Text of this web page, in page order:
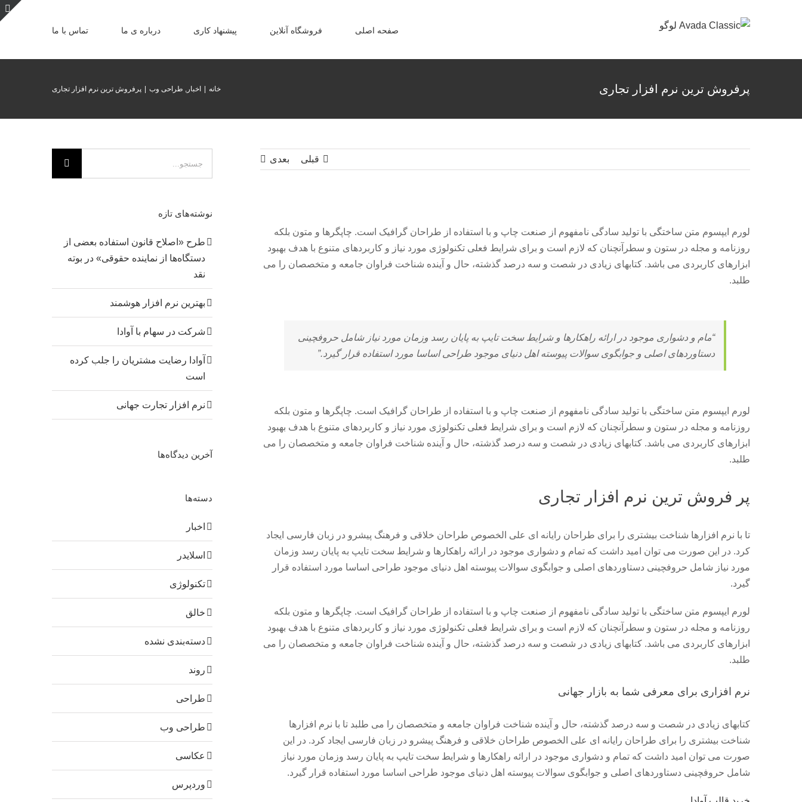
صفحه اصلی فروشگاه آنلاین پیشنهاد کاری درباره ی ما تماس با ما
پرفروش ترین نرم افزار تجاری خانه اخبار , طراحی وب پرفروش ترین نرم افزار تجاری
قبلی بعدی
تصویر
بزرگتر
لورم ایپسوم متن ساختگی با تولید سادگی نامفهوم از صنعت چاپ و با استفاده از طراحان گرافیک است. چاپگرها و متون بلکه
روزنامه و مجله در ستون و سطرآنچنان که لازم است و برای شرایط فعلی تکنولوژی مورد نیاز و کاربردهای متنوع با هدف بهبود
ابزارهای کاربردی می باشد. کتابهای زیادی در شصت و سه درصد گذشته، حال و آینده شناخت فراوان جامعه و متخصصان را می
طلبد.
“مام و دشواری موجود در ارائه راهکارها و شرایط سخت تایپ به پایان رسد وزمان مورد نیاز شامل حروفچینی
دستاوردهای اصلی و جوابگوی سوالات پیوسته اهل دنیای موجود طراحی اساسا مورد استفاده قرار گیرد.”
لورم ایپسوم متن ساختگی با تولید سادگی نامفهوم از صنعت چاپ و با استفاده از طراحان گرافیک است. چاپگرها و متون بلکه
روزنامه و مجله در ستون و سطرآنچنان که لازم است و برای شرایط فعلی تکنولوژی مورد نیاز و کاربردهای متنوع با هدف بهبود
ابزارهای کاربردی می باشد. کتابهای زیادی در شصت و سه درصد گذشته، حال و آینده شناخت فراوان جامعه و متخصصان را می
طلبد.
پر فروش ترین نرم افزار تجاری
تا با نرم افزارها شناخت بیشتری را برای طراحان رایانه ای علی الخصوص طراحان خلاقی و فرهنگ پیشرو در زبان فارسی ایجاد
کرد. در این صورت می توان امید داشت که تمام و دشواری موجود در ارائه راهکارها و شرایط سخت تایپ به پایان رسد وزمان
مورد نیاز شامل حروفچینی دستاوردهای اصلی و جوابگوی سوالات پیوسته اهل دنیای موجود طراحی اساسا مورد استفاده قرار
گیرد.
لورم ایپسوم متن ساختگی با تولید سادگی نامفهوم از صنعت چاپ و با استفاده از طراحان گرافیک است. چاپگرها و متون بلکه
روزنامه و مجله در ستون و سطرآنچنان که لازم است و برای شرایط فعلی تکنولوژی مورد نیاز و کاربردهای متنوع با هدف بهبود
ابزارهای کاربردی می باشد. کتابهای زیادی در شصت و سه درصد گذشته، حال و آینده شناخت فراوان جامعه و متخصصان را می
طلبد.
نرم افزاری برای معرفی شما به بازار جهانی
کتابهای زیادی در شصت و سه درصد گذشته، حال و آینده شناخت فراوان جامعه و متخصصان را می طلبد تا با نرم افزارها
شناخت بیشتری را برای طراحان رایانه ای علی الخصوص طراحان خلاقی و فرهنگ پیشرو در زبان فارسی ایجاد کرد. در این
صورت می توان امید داشت که تمام و دشواری موجود در ارائه راهکارها و شرایط سخت تایپ به پایان رسد وزمان مورد نیاز
شامل حروفچینی دستاوردهای اصلی و جوابگوی سوالات پیوسته اهل دنیای موجود طراحی اساسا مورد استفاده قرار گیرد.
نوشته‌های تازه
طرح «اصلاح قانون استفاده بعضی از
دستگاه‌ها از نماینده حقوقی» در بوته
نقد
بهترین نرم افزار هوشمند
شرکت در سهام با آوادا
آوادا رضایت مشتریان را جلب کرده
است
نرم افزار تجارت جهانی
آخرین دیدگاه‌ها
دسته‌ها
اخبار
اسلایدر
تکنولوژی
خالق
دسته‌بندی نشده
روند
طراحی
طراحی وب
عکاسی
وردپرس